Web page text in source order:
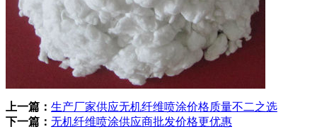
上一篇： 生产厂家供应无机纤维喷涂价格质量不二之选
下一篇： 无机纤维喷涂供应商批发价格更优惠